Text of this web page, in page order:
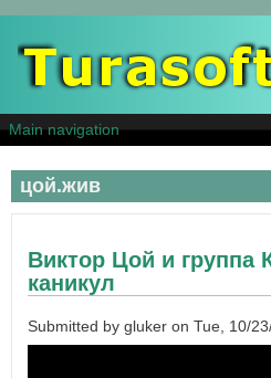
Main navigation
цой.жив
Виктор Цой и группа
каникул
Submitted by gluker on Tue, 10/